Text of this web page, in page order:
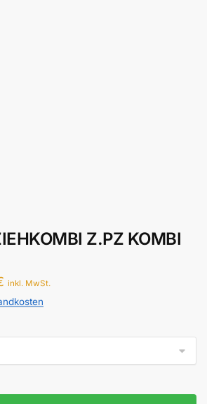
Z.PZ KOMBI
inkl. MwSt.